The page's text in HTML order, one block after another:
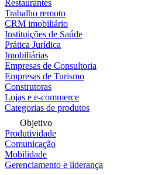
Restaurantes
Trabalho remoto
CRM imobiliário
Instituições de Saúde
Prática Jurídica
Imobiliárias
Empresas de Consultoria
Empresas de Turismo
Construtoras
Lojas e e-commerce
Categorias de produtos
Objetivo
Produtividade
Comunicação
Mobilidade
Gerenciamento e liderança